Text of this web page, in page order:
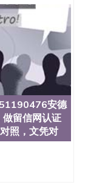
QQ微信
买国
业证怎么办
QQ微信
国
外毕业证价
551190476
办国外可
可信吗QQ
微信
如何
认证办理
Jose State
于1857
一，也是美
安德
留信网认证
照，文凭对